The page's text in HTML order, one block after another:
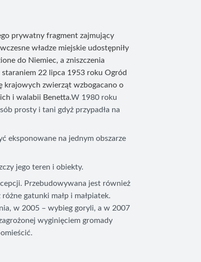
prywatny fragment zajmujący
władze miejskie udostępniły
do Niemiec, a zniszczenia
22 lipca 1953 roku Ogród
krajowych zwierząt wzbogacano o
i walabii Benetta.W 1980 roku
prosty i tani gdyż przypadła na
eksponowane na jednym obszarze
jego teren i obiekty.
Przebudowywana jest również
gatunki małp i małpiatek.
w 2005 – wybieg goryli, a w 2007
wyginięciem gromady